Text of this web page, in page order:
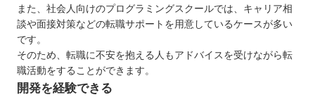
関東
近畿
中国
四国
また、社会人向けのプログラミングスクールでは、キャリア相
談や面接対策などの転職サポートを用意しているケースが多い
です。
そのため、転職に不安を抱える人もアドバイスを受けながら転
職活動をすることができます。
開発を経験できる